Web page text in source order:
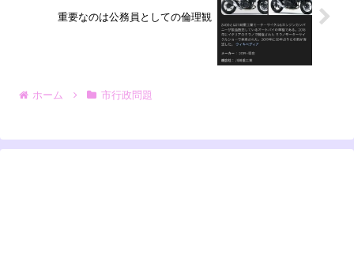
重要なのは公務員としての倫理観
ホーム 市行政問題